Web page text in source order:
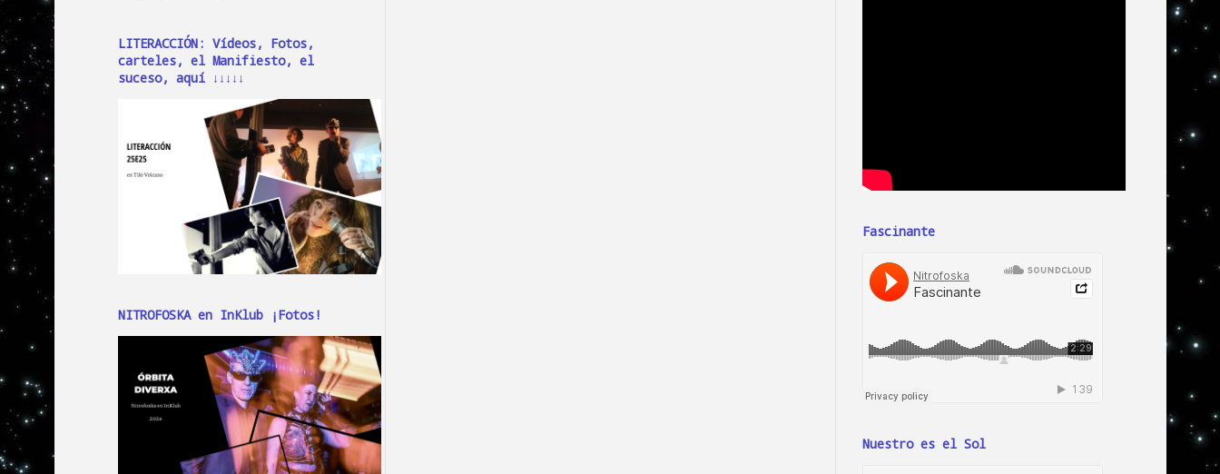
LITERACCIÓN: Vídeos, Fotos,
carteles, el Manifiesto, el
suceso, aquí ↓↓↓↓↓
NITROFOSKA en InKlub ¡Fotos!
Fascinante
Nuestro es el Sol